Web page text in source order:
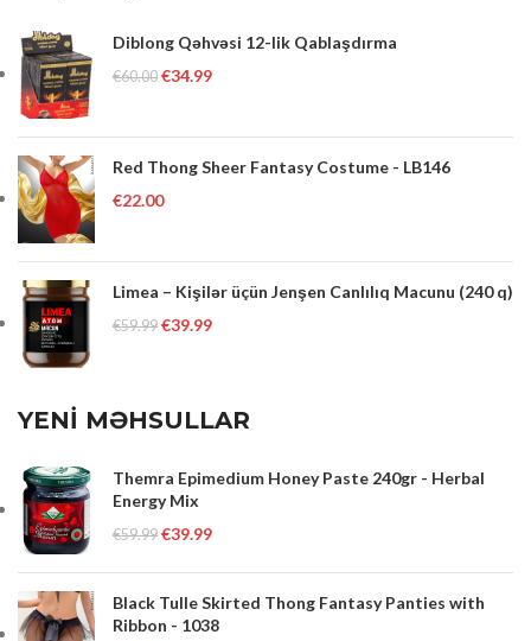
Diblong Qəhvəsi 12-lik Qablaşdırma
€60.00 €34.99
Red Thong Sheer Fantasy Costume - LB146
€22.00
Limea – Kişilər üçün Jenşen Canlılıq Macunu (240 q)
€59.99 €39.99
YENİ MƏHSULLAR
Themra Epimedium Honey Paste 240gr - Herbal
Energy Mix
€59.99 €39.99
Black Tulle Skirted Thong Fantasy Panties with
Ribbon - 1038